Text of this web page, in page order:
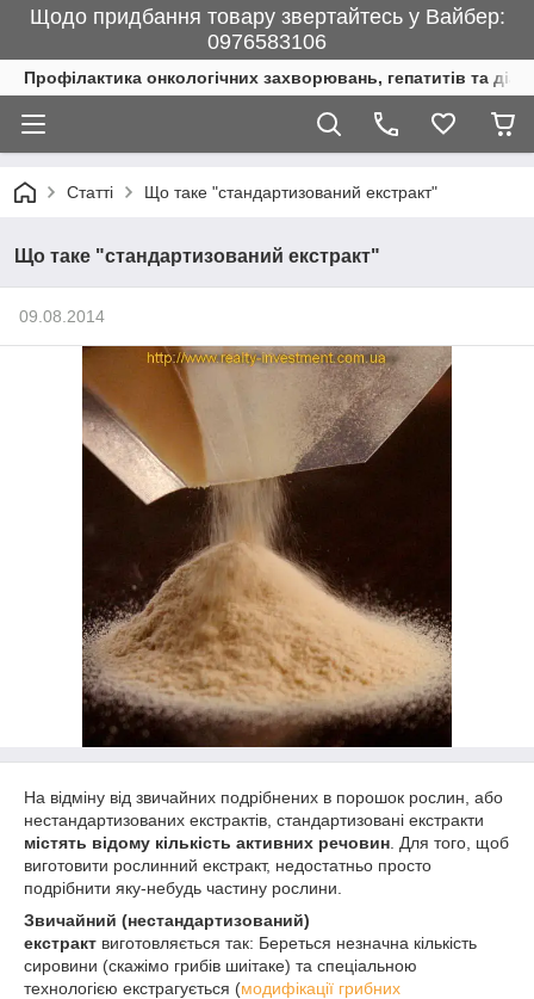
Щодо придбання товару звертайтесь у Вайбер:
0976583106
Профілактика онкологічних захворювань, гепатитів та
Статті Що таке "стандартизований екстракт"
Що таке "стандартизований екстракт"
09.08.2014
На відміну від звичайних подрібнених в порошок рослин, або
нестандартизованих екстрактів, стандартизовані екстракти
містять відому кількість активних речовин . Для того, щоб
виготовити рослинний екстракт, недостатньо просто
подрібнити яку-небудь частину рослини.
Звичайний (нестандартизований)
екстракт виготовляється так: Береться незначна кількість
сировини (скажімо грибів шиітаке) та спеціальною
технологією екстрагується (модифікації грибних